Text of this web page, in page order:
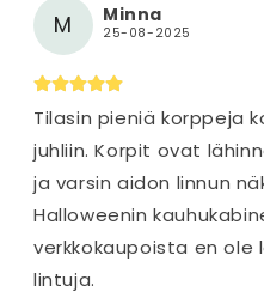
ä
M Minna
25-08-2025
Tilasin pieniä korppeja
juhliin. Korpit ovat
ja varsin aidon linnun
Halloweenin
verkkokaupoista en ole
lintuja.